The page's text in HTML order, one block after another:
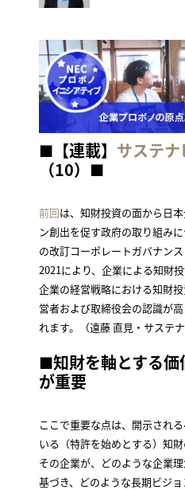
■ 【連載】 サステ
（10） ■
前回は、知財投資の面から日
ン創出を促す政府の取り組み
の改訂コーポレートガバナン
2021により、企業による知財
企業の経営戦略における知財
営者および取締役会の認識が
れます。（遠藤 直見・サステ
■知財を軸とする
が重要
ここで重要な点は、開示され
いる（特許を始めとする）知
その企業が、どのような企業
基づき、どのような長期ビジ